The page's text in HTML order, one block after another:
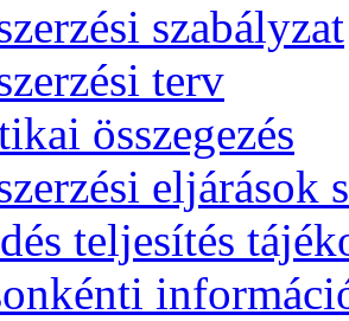
szabályzat
terv
összegezés
eljárások
teljesítés